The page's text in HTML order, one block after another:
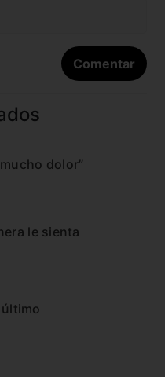
dolor”
le sienta